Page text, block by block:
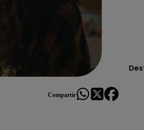
Compartir